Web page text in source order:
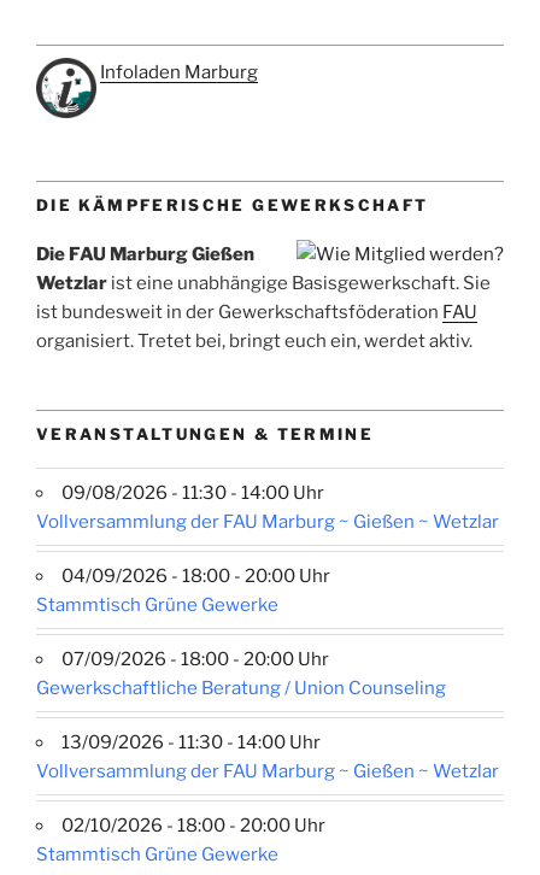
Infoladen Marburg
DIE KÄMPFERISCHE GEWERKSCHAFT
Die FAU Marburg Gießen
Wetzlar ist eine unabhängige Basisgewerkschaft. Sie
ist bundesweit in der Gewerkschaftsföderation FAU
organisiert. Tretet bei, bringt euch ein, werdet aktiv.
VERANSTALTUNGEN & TERMINE
09/08/2026 - 11:30 - 14:00 Uhr
Vollversammlung der FAU Marburg ~ Gießen ~ Wetzlar
04/09/2026 - 18:00 - 20:00 Uhr
Stammtisch Grüne Gewerke
07/09/2026 - 18:00 - 20:00 Uhr
Gewerkschaftliche Beratung / Union Counseling
13/09/2026 - 11:30 - 14:00 Uhr
Vollversammlung der FAU Marburg ~ Gießen ~ Wetzlar
02/10/2026 - 18:00 - 20:00 Uhr
Stammtisch Grüne Gewerke